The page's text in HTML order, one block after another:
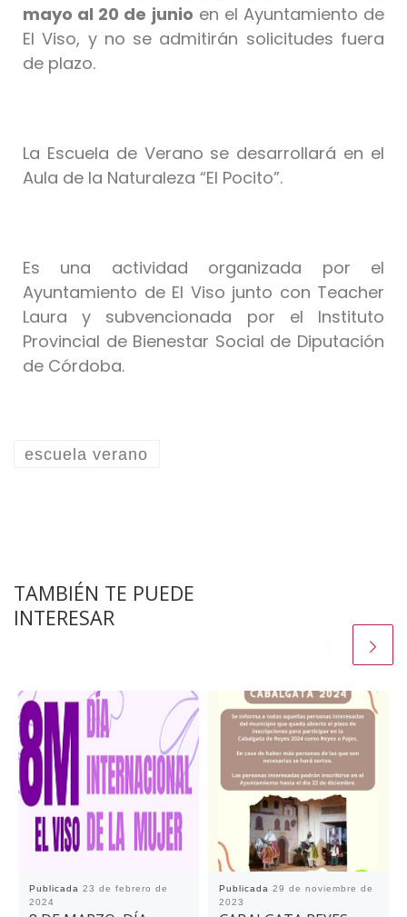
mayo al 20 de junio en el Ayuntamiento de
El Viso, y no se admitirán solicitudes fuera
de plazo.
La Escuela de Verano se desarrollará en el
Aula de la Naturaleza “El Pocito”.
Es una actividad organizada por el
Ayuntamiento de El Viso junto con Teacher
Laura y subvencionada por el Instituto
Provincial de Bienestar Social de Diputación
de Córdoba.
escuela verano
TAMBIÉN TE PUEDE
INTERESAR
Publicada 23 de febrero de
2024
Publicada 29 de noviembre de
2023